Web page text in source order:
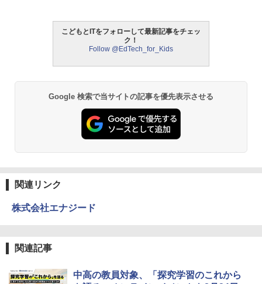
パイロット スイスイおえかき for Study
何回も書ける! れんしゅうボード ひらが
な・カタカナ・すうじ・ABC 3歳以上 知
￥2,073
【くもん出版公式特別セット】くもん出
4
中学英語をもう一度ひとつひとつわかり
やすく。改訂版
仮面ライダー 改造人間 限定ケース版
￥4,290
4
モルカ: 原子・分子に強くなるカードゲ
ーム
物理実験モデル楽器電磁気教材を教える
ダルトンボード/ゴルトンボード物理学、
4
エンスツール
こどもとITをフォローして最新記事をチェッ
ク！
Follow @EdTech_for_Kids
Google 検索で当サイトの記事を優先表示させる
関連リンク
株式会社エナジード
関連記事
中高の教員対象、「探究学習のこれから